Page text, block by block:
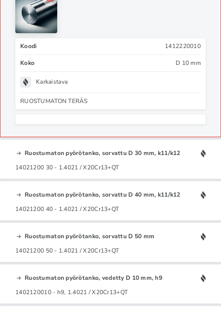
Koodi 1412220010
Koko D 10 mm
Karkaistava
RUOSTUMATON TERÄS
Ruostumaton pyörötanko, sorvattu D 30 mm, k11/k12
14021200 30 - 1.4021 / X20Cr13+QT
Ruostumaton pyörötanko, sorvattu D 40 mm, k11/k12
14021200 40 - 1.4021 / X20Cr13+QT
Ruostumaton pyörötanko, sorvattu D 50 mm
14021200 50 - 1.4021 / X20Cr13+QT
Ruostumaton pyörötanko, vedetty D 10 mm, h9
1402120010 - h9, 1.4021 / X20Cr13+QT